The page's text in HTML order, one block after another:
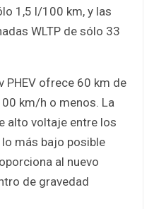
1,5 l/100 km, y las
WLTP de sólo 33
PHEV ofrece 60 km de
km/h o menos. La
alto voltaje entre los
más bajo posible
al nuevo
de gravedad